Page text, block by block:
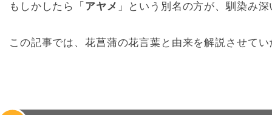
もしかしたら「 アヤメ 」という別名の方が、馴染み
この記事では、花菖蒲の花言葉と由来を解説させて